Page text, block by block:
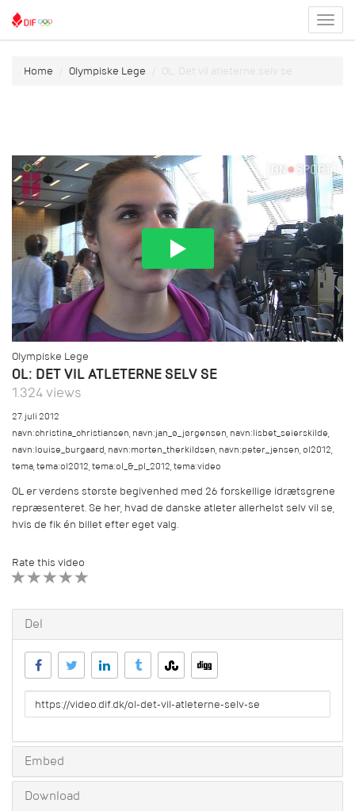
menu
Home Olympiske Lege OL: Det vil atleterne selv se
Olympiske Lege
OL: DET VIL ATLETERNE SELV SE
1.324 views
27. juli 2012
navn:christina_christiansen,navn:jan_ø_jørgensen,navn:lisbet_seierskilde,
navn:louise_burgaard,navn:morten_therkildsen,navn:peter_jensen,ol2012,
tema,tema:ol2012,tema:ol_&_pl_2012,tema:video
OL er verdens største begivenhed med 26 forskellige idrætsgrene
repræsenteret. Se her, hvad de danske atleter allerhelst selv vil se,
hvis de fik én billet efter eget valg.
Rate this video
Del
URL
to
Embed
Download